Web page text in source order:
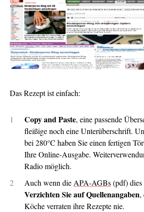
Das Rezept ist einfach:
Copy and Paste, eine passende
fleißige noch eine Unterüberschrift.
bei 280°C haben Sie einen fertigen
Ihre Online-Ausgabe.
Radio möglich.
Auch wenn die APA-AGBs(pdf) dies
Verzichten Sie auf Quellenangaben,
Köche verraten ihre Rezepte nie.